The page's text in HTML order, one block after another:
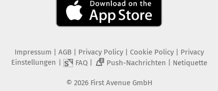
Impressum AGB Privacy Policy| Cookie Policy| Privacy
Einstellungen
FAQ| 2 Push-Nachrichten Netiquette
© 2026 First Avenue GmbH